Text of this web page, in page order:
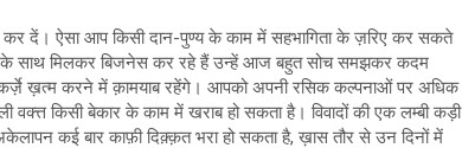
दें। ऐसा आप किसी दान-पुण्य के काम में सहभागिता के ज़रिए कर सकते
के साथ मिलकर बिजनेस कर रहे हैं उन्हें आज बहुत सोच समझकर कदम
ख़त्म करने में क़ामयाब रहेंगे। आपको अपनी रसिक कल्पनाओं पर अधिक
किसी बेकार के काम में खराब हो सकता है। विवादों की एक लम्बी कड़ी
कई बार काफ़ी दिक़्क़त भरा हो सकता है, ख़ास तौर से उन दिनों में